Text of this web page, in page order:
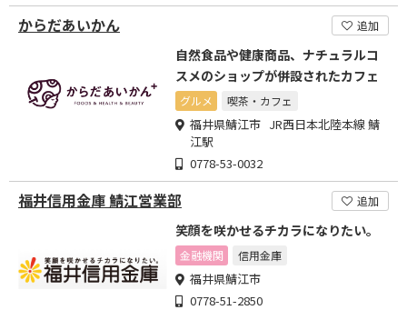
からだあいかん 追加
自然食品や健康商品、ナチュラルコ
スメのショップが併設されたカフェ
グルメ 喫茶・カフェ
福井県鯖江市 JR西日本北陸本線 鯖
江駅
0778-53-0032
福井信用金庫 鯖江営業部 追加
笑顔を咲かせるチカラになりたい。
金融機関 信用金庫
福井県鯖江市
0778-51-2850